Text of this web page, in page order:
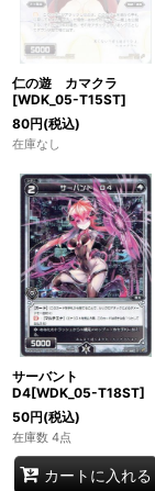
仁の遊 カマクラ
[WDK_05-T15ST]
80円(税込)
在庫なし
サーバント
D4[WDK_05-T18ST]
50円(税込)
在庫数 4点
カートに入れる